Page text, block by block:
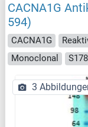
CACNA1G
594)
CACNA1G
Monoclonal
3